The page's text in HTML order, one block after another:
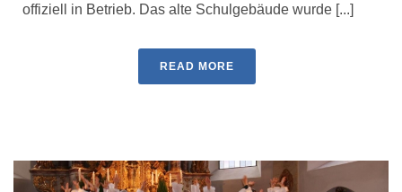
offiziell in Betrieb. Das alte Schulgebäude wurde [...]
READ MORE